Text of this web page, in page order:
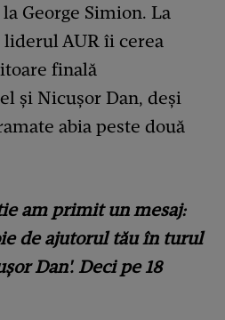
George Simion. La
AUR îi cerea
finală
și Nicușor Dan, deși
abia peste două
am primit un mesaj:
de ajutorul tău în turul
Dan'. Deci pe 18